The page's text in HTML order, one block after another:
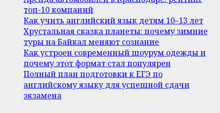
топ-10 компаний
Как учить английский язык детям 10–13 лет
Хрустальная сказка планеты: почему зимние
туры на Байкал меняют сознание
Как устроен современный шоурум одежды и
почему этот формат стал популярен
Полный план подготовки к ЕГЭ по
английскому языку для успешной сдачи
экзамена